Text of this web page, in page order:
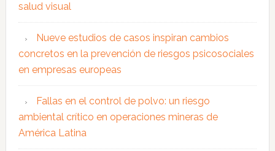
salud visual
Nueve estudios de casos inspiran cambios
concretos en la prevención de riesgos psicosociales
en empresas europeas
Fallas en el control de polvo: un riesgo
ambiental crítico en operaciones mineras de
América Latina